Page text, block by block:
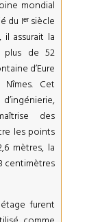
mondial
du Iᵉʳ siècle
il assurait la
plus de 52
d’Eure
Cet
des
les points
mètres, la
centimètres
furent